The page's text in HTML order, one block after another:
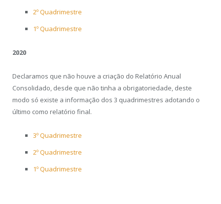
2º Quadrimestre
1º Quadrimestre
2020
Declaramos que não houve a criação do Relatório Anual
Consolidado, desde que não tinha a obrigatoriedade, deste
modo só existe a informação dos 3 quadrimestres adotando o
último como relatório final.
3º Quadrimestre
2º Quadrimestre
1º Quadrimestre